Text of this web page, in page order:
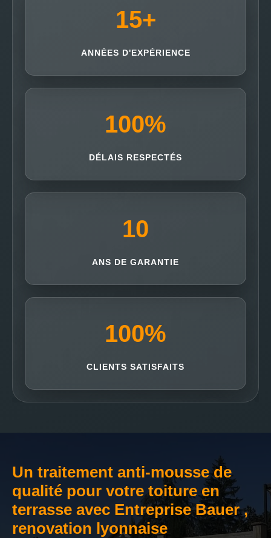
15+
ANNÉES D'EXPÉRIENCE
100%
DÉLAIS RESPECTÉS
10
ANS DE GARANTIE
100%
CLIENTS SATISFAITS
Un traitement anti-mousse de
qualité pour votre toiture en
terrasse avec Entreprise Bauer ,
renovation lyonnaise